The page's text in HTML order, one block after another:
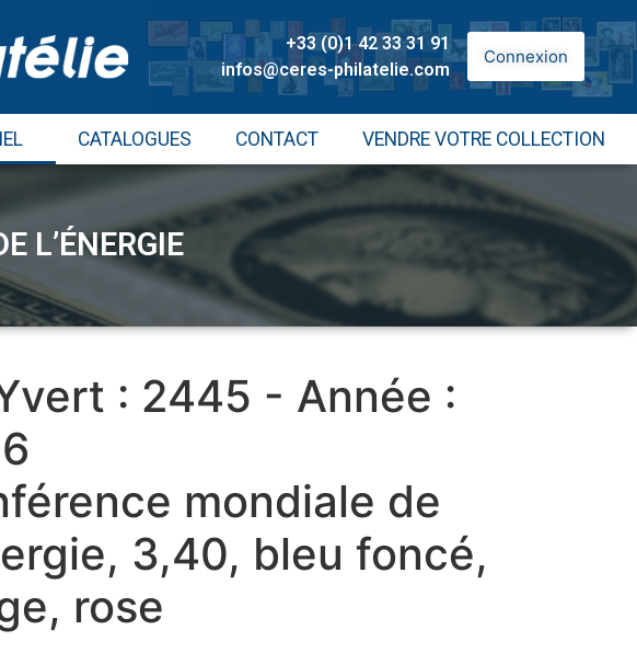
+33 (0)1 42 33 31 91
infos@ceres-philatelie.com
Connexion
CATALOGUES CONTACT VENDRE VOTRE COLLECTION
L’ÉNERGIE
: 2445 - Année :
mondiale de
3,40, bleu foncé,
rose